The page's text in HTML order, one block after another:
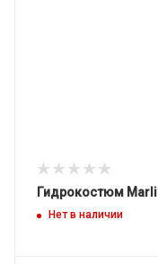
Гидрокостюм
Нет в наличии